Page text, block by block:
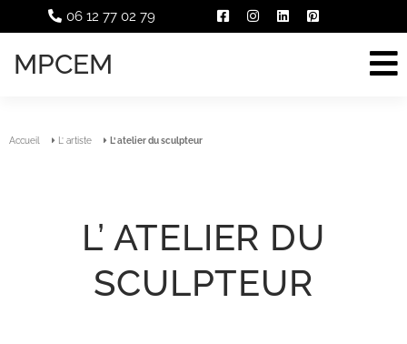
06 12 77 02 79
MPCEM
Accueil L’ artiste L’ atelier du sculpteur
L’ ATELIER DU
SCULPTEUR